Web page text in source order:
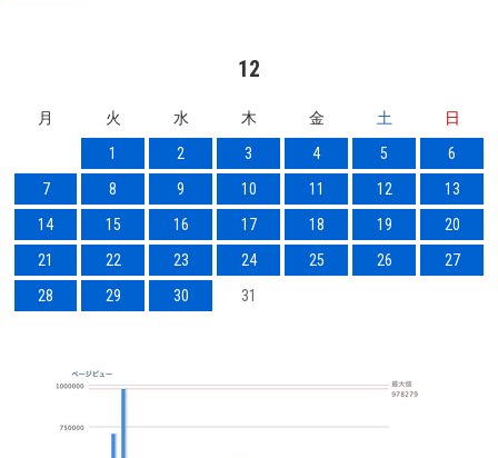
12
月 火 水 木 金 土
日
1
2 3 4 5
6
7
8 9 10 11 12
13
14
15 16 17 18 19
20
21
22 23 24 25 26
27
28
29 30 31